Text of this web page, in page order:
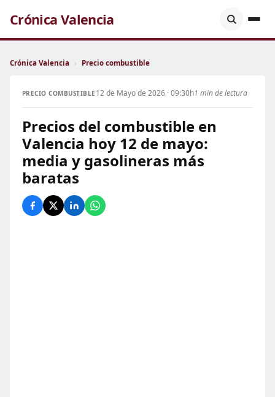
Crónica Valencia
Crónica Valencia › Precio combustible
PRECIO COMBUSTIBLE 12 de Mayo de 2026 · 09:30h1 min de lectura
Precios del combustible en
Valencia hoy 12 de mayo:
media y gasolineras más
baratas